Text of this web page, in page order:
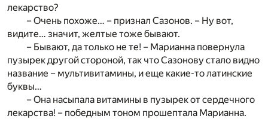
лекарство?
– Очень похоже… – признал Сазонов. – Ну вот,
видите… значит, желтые тоже бывают.
– Бывают, да только не те! – Марианна повернула
пузырек другой стороной, так что Сазонову стало видно
название – мультивитамины, и еще какие-то латинские
буквы…
– Она насыпала витамины в пузырек от сердечного
лекарства! – победным тоном прошептала Марианна.